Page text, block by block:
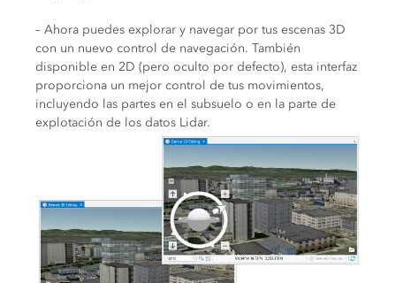
– Ahora puedes explorar y navegar por tus escenas 3D
con un nuevo control de navegación. También
disponible en 2D (pero oculto por defecto), esta interfaz
proporciona un mejor control de tus movimientos,
incluyendo las partes en el subsuelo o en la parte de
explotación de los datos Lidar.